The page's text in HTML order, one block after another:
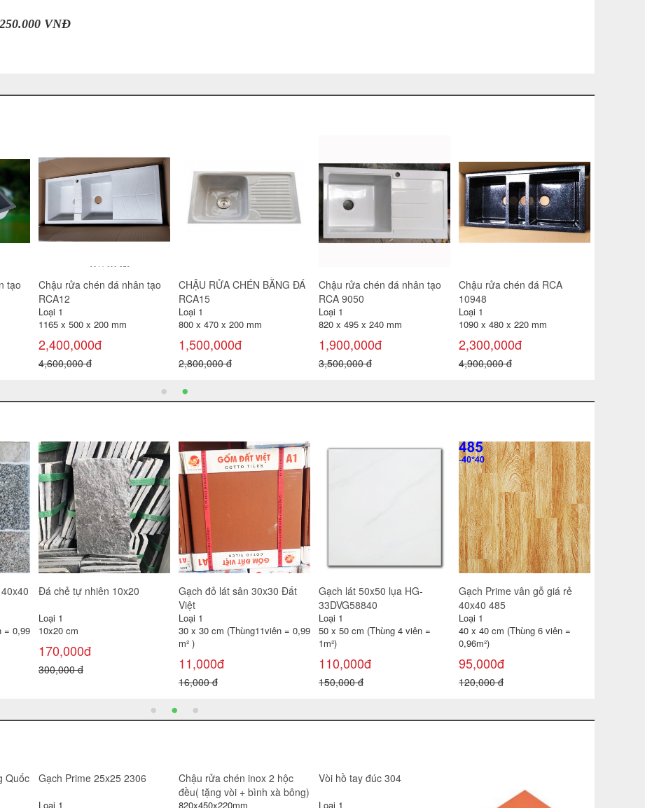
VNĐ
tạo
Chậu rửa chén đá nhân tạo
RCA 8249
Loại 1
820 x 495 x 240 mm
1,900,000đ
4,200,000 đ
Chậu rửa chén đá nhân tạo
RCA 9248
Loại 1
920 x 480 x 230 mm
2,400,000đ
6,000,000 đ
Chậu rửa chén đá nhân tạo
RCA12
Loại 1
1165 x 500 x 200 mm
2,400,000đ
4,600,000 đ
CHẬU RỬA CHÉN BẰNG ĐÁ
RCA15
Loại 1
800 x 470 x 200 mm
1,500,000đ
2,800,000 đ
=
Gạch đỏ lát sân 30x30 Gốm
Mỹ
Loại 1
30 x 30 cm (Thùng11viên = 0,99
m² )
11,000đ
16,000 đ
Gạch lát sân Prime 40x40
SV4244
Loại 1
40 x 40 cm (Thùng 6 viên =
0,96 m² )
100,000đ
120,000 đ
Gạch catalan 60x60 6119
Loại 1
60 x 60 cm (Thùng 4 viên =
1,44m2)
115,000đ
180,000 đ
Gạch Prime bóng kính 60x60
Loại 1
Gạch Prime bóng kính 80x80
12866
Loại 1
Gạch bóng kính Trung Quốc
Loại 1